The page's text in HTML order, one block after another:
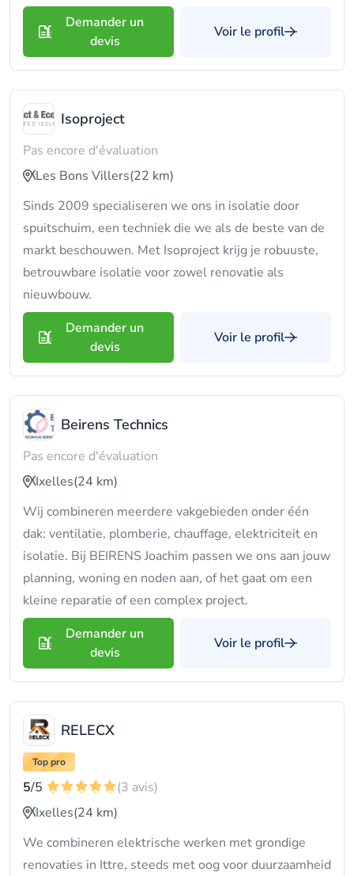
Demander un
devis
Voir le profil
Isoproject
Pas encore d'évaluation
Les Bons Villers(22 km)
Sinds 2009 specialiseren we ons in isolatie door
spuitschuim, een techniek die we als de beste van de
markt beschouwen. Met Isoproject krijg je robuuste,
betrouwbare isolatie voor zowel renovatie als
nieuwbouw.
Demander un
devis
Voir le profil
Beirens Technics
Pas encore d'évaluation
Ixelles(24 km)
Wij combineren meerdere vakgebieden onder één
dak: ventilatie, plomberie, chauffage, elektriciteit en
isolatie. Bij BEIRENS Joachim passen we ons aan jouw
planning, woning en noden aan, of het gaat om een
kleine reparatie of een complex project.
Demander un
devis
Voir le profil
RELECX
Top pro
5/5
(3 avis)
Ixelles(24 km)
We combineren elektrische werken met grondige
renovaties in Ittre, steeds met oog voor duurzaamheid